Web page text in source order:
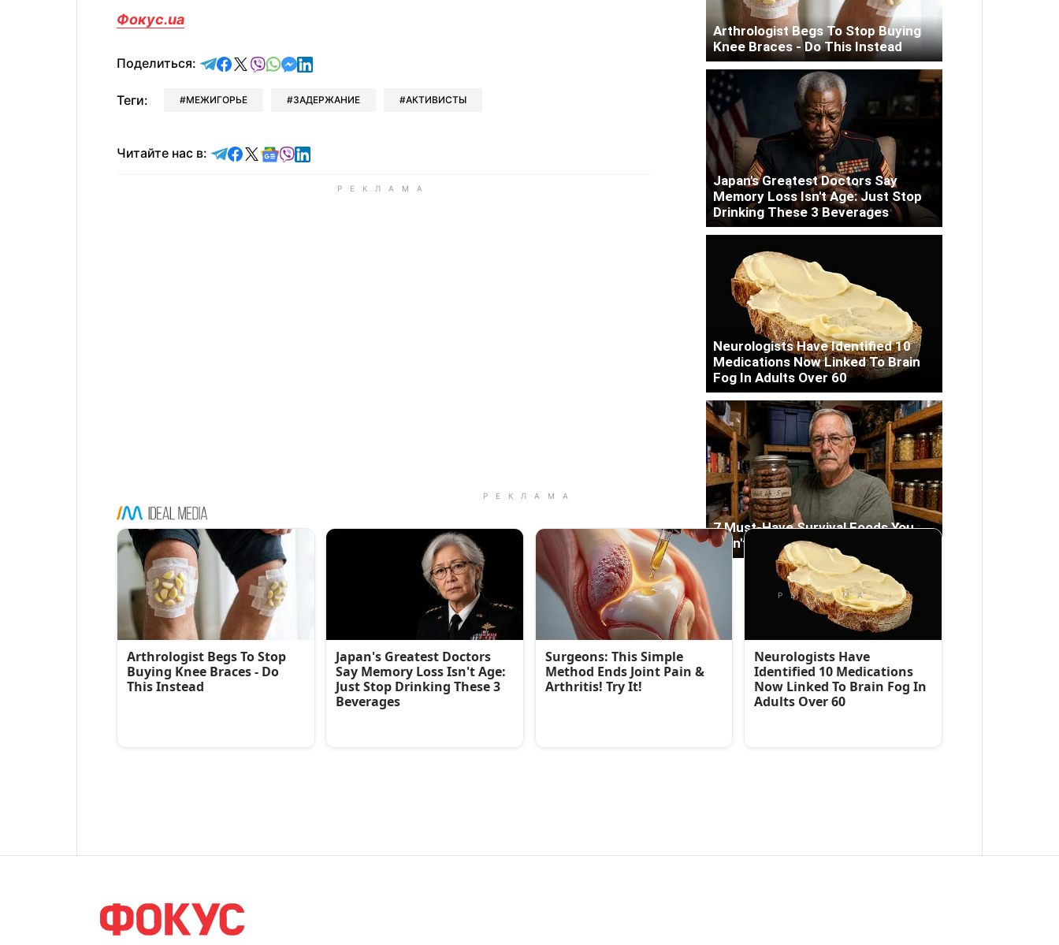
Фокус.ua
Поделиться: отправить в Telegram
поделиться в Facebook
поделиться в X
отправить в Viber
отправить в Whatsapp
отправить в Messenger
отправить в LinkedIn
Теги: МЕЖИГОРЬЕ ЗАДЕРЖАНИЕ АКТИВИСТЫ
Читайте нас в: Читайте в Telegram
Читайте в Facebook
Читайте в X
Читайте в Google news
Читайте в Viber
Читайте в LinkedIn